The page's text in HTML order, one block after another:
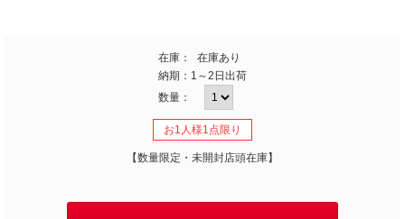
在庫：
在庫あり
納期： 1～2日出荷
数量：
お1人様1点限り
【数量限定・未開封店頭在庫】